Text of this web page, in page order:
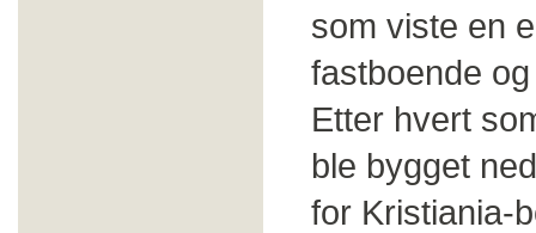
som viste en
fastboende
Etter hvert
ble bygget
for Kristiania-